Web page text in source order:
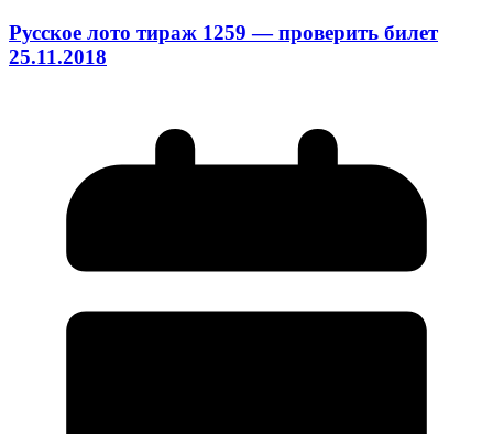
Русское лото тираж 1259 — проверить билет
25.11.2018